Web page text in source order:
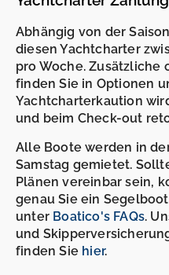
Abhängig von der
diesen Yachtcharter
pro Woche. Zusätzliche
finden Sie in Optionen
Yachtcharterkaution
und beim Check-out
Alle Boote werden in
Samstag gemietet.
Plänen vereinbar sein,
genau Sie ein
unter Boatico's FAQs.
und
finden Sie hier.